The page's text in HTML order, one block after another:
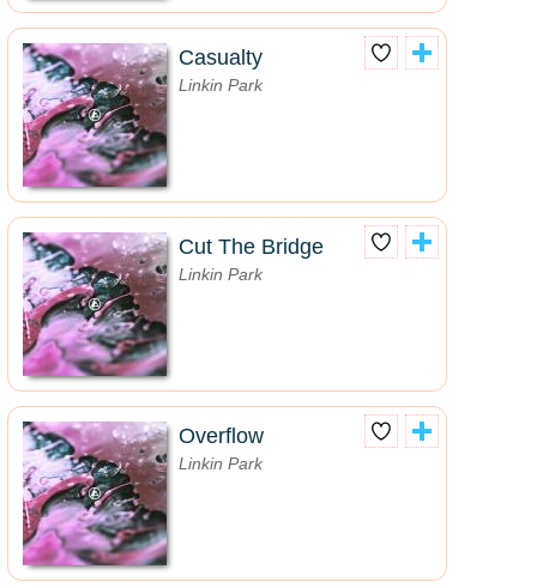
Casualty
Linkin Park
Cut The Bridge
Linkin Park
Overflow
Linkin Park